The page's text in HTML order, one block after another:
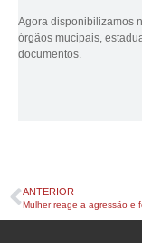
Agora disponibilizamos
órgãos mucipais,
documentos.
ANTERIOR